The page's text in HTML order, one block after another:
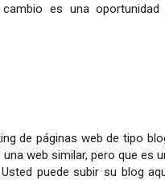
es una oportunidad
de páginas web de tipo
una web similar, pero que es
puede subir su blog